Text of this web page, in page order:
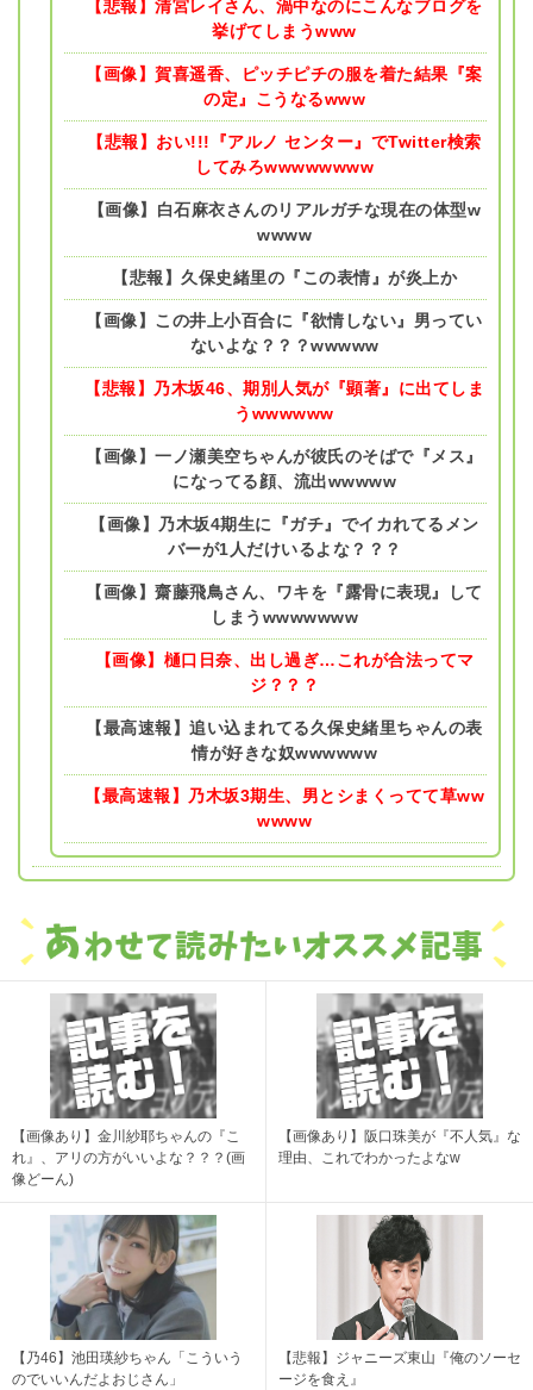
【悲報】清宮レイさん、渦中なのにこんなブログを
挙げてしまうwww
【画像】賀喜遥香、ピッチピチの服を着た結果『案
の定』こうなるwww
【悲報】おい!!!『アルノ センター』でTwitter検索
してみろwwwwwwww
【画像】白石麻衣さんのリアルガチな現在の体型w
wwww
【悲報】久保史緒里の『この表情』が炎上か
【画像】この井上小百合に『欲情しない』男ってい
ないよな？？？wwwww
【悲報】乃木坂46、期別人気が『顕著』に出てしま
うwwwwww
【画像】一ノ瀬美空ちゃんが彼氏のそばで『メス』
になってる顔、流出wwwww
【画像】乃木坂4期生に『ガチ』でイカれてるメン
バーが1人だけいるよな？？？
【画像】齋藤飛鳥さん、ワキを『露骨に表現』して
しまうwwwwwww
【画像】樋口日奈、出し過ぎ…これが合法ってマ
ジ？？？
【最高速報】追い込まれてる久保史緒里ちゃんの表
情が好きな奴wwwwww
【最高速報】乃木坂3期生、男とシまくってて草ww
wwww
【画像あり】金川紗耶ちゃんの『こ
れ』、アリの方がいいよな？？？(画
像どーん)
【画像あり】阪口珠美が『不人気』な
理由、これでわかったよなw
【乃46】池田瑛紗ちゃん「こういう
のでいいんだよおじさん」
【悲報】ジャニーズ東山『俺のソーセ
ージを食え』